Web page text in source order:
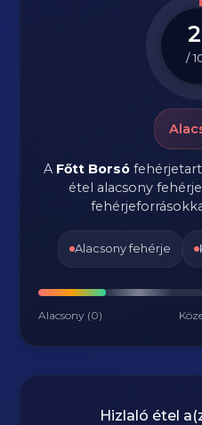
/
A Főtt Borsó
étel alacsony
Alacsony fehérje
Alacsony (0)
Hizlaló étel